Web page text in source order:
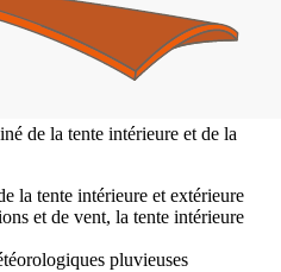
de la tente intérieure et de la
la tente intérieure et extérieure
et de vent, la tente intérieure
pluvieuses